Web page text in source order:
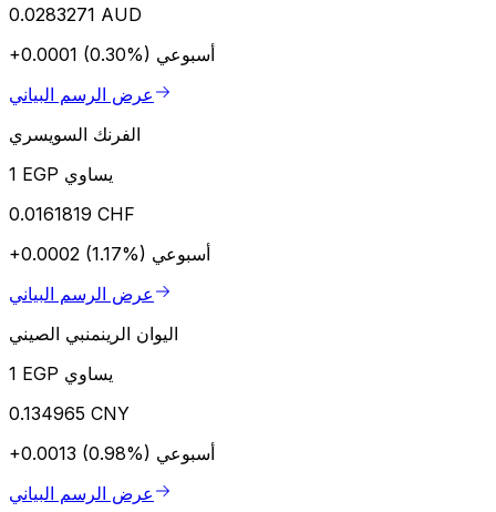
0.0283271 AUD
+0.0001 (0.30%) أسبوعي
عرض الرسم البياني
الفرنك السويسري
1 EGP يساوي
0.0161819 CHF
+0.0002 (1.17%) أسبوعي
عرض الرسم البياني
اليوان الرينمنبي الصيني
1 EGP يساوي
0.134965 CNY
+0.0013 (0.98%) أسبوعي
عرض الرسم البياني